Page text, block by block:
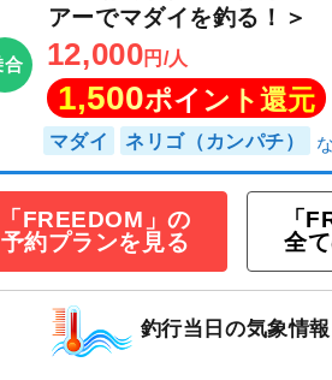
乗合
★近場で手軽に★タイ
アーでマダイを釣る
12,000
1,500ポイント
マダイ ネリゴ（カンパ
「FREEDOM」の
予約プランを見る
「
全
釣行当日の気象情